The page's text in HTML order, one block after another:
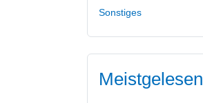
Sonstiges
Meistgelesen